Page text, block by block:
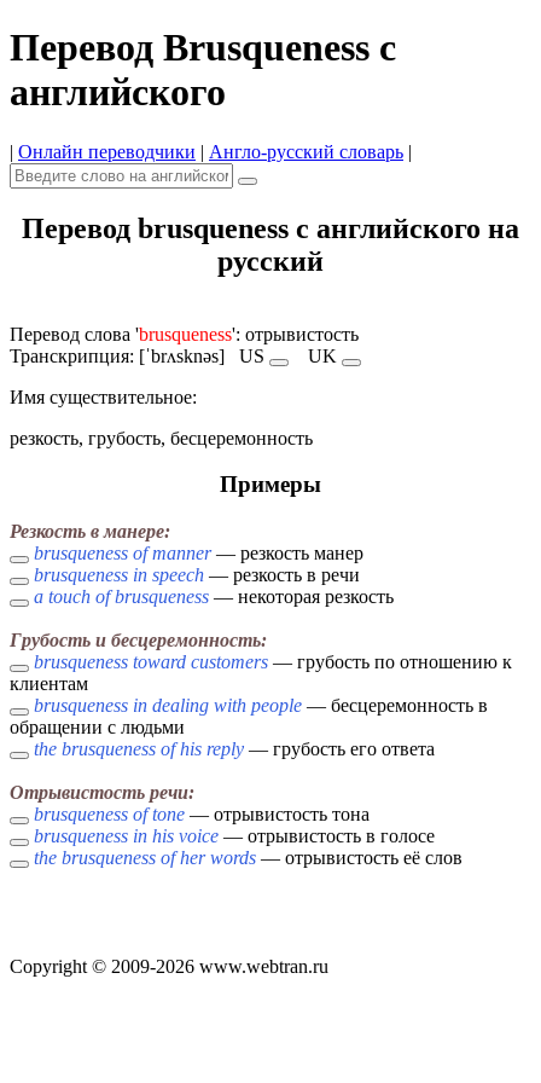
Перевод Brusqueness с
английского
| Онлайн переводчики | Англо-русский словарь |
Перевод brusqueness с английского на
русский
Перевод слова 'brusqueness': отрывистость
Транскрипция: [ˈbrʌsknəs] US
UK
Имя cуществительное:
резкость, грубость, бесцеремонность
Примеры
Резкость в манере:
brusqueness of manner— резкость манер
brusqueness in speech — резкость в речи
a touch of brusqueness — некоторая резкость
Грубость и бесцеремонность:
brusqueness toward customers — грубость по отношению к
клиентам
brusqueness in dealing with people — бесцеремонность в
обращении с людьми
the brusqueness of his reply — грубость его ответа
Отрывистость речи:
brusqueness of tone — отрывистость тона
brusqueness in his voice — отрывистость в голосе
the brusqueness of her words — отрывистость её слов
Copyright © 2009-2026 www.webtran.ru